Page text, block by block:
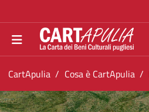
Vai al menu di navigazione
Vai ai contenuti
Vai al footer
Ti trovi in:
CartApulia Cosa è CartApulia